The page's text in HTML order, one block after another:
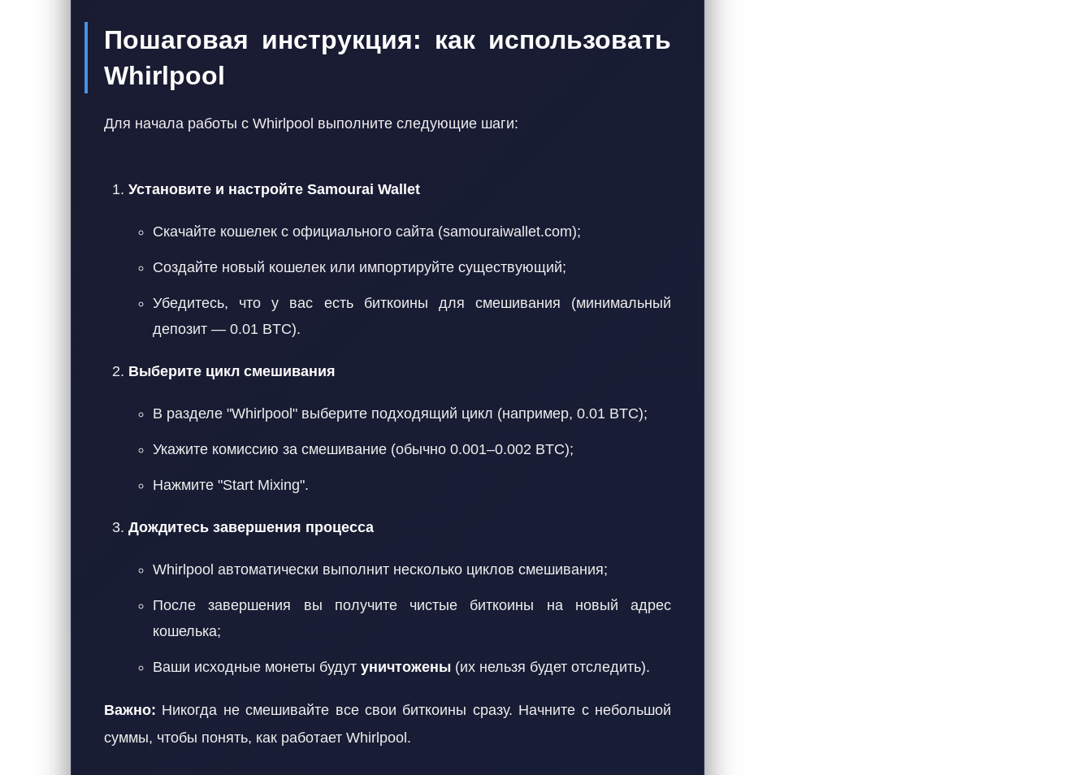
Пошаговая инструкция: как использовать
Whirlpool
Для начала работы с Whirlpool выполните следующие шаги:
Установите и настройте Samourai Wallet
Скачайте кошелек с официального сайта (samouraiwallet.com);
Создайте новый кошелек или импортируйте существующий;
Убедитесь, что у вас есть биткоины для смешивания (минимальный
депозит — 0.01 BTC).
Выберите цикл смешивания
В разделе "Whirlpool" выберите подходящий цикл (например, 0.01 BTC);
Укажите комиссию за смешивание (обычно 0.001–0.002 BTC);
Нажмите "Start Mixing".
Дождитесь завершения процесса
Whirlpool автоматически выполнит несколько циклов смешивания;
После завершения вы получите чистые биткоины на новый адрес
кошелька;
Ваши исходные монеты будут уничтожены (их нельзя будет отследить).
Важно: Никогда не смешивайте все свои биткоины сразу. Начните с небольшой
суммы, чтобы понять, как работает Whirlpool.